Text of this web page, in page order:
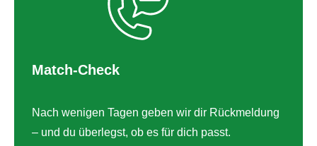
Match-Check
Nach wenigen Tagen geben wir dir Rückmeldung
– und du überlegst, ob es für dich passt.